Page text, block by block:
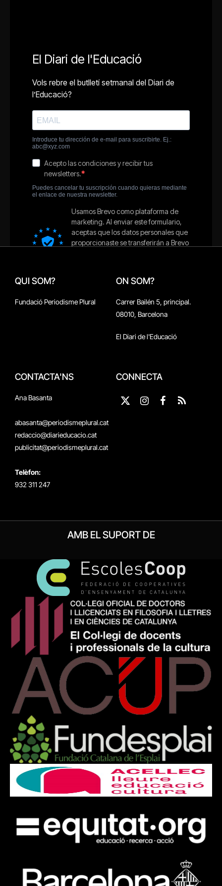
QUI SOM?
Fundació Periodisme Plural
ON SOM?
Carrer Bailén 5, principal.
08010, Barcelona
El Diari de l'Educació
CONTACTA'NS
Ana Basanta
abasanta@periodismeplural.cat
redaccio@diarieducacio.cat
publicitat@periodismeplural.cat
Telèfon:
932 311 247
CONNECTA
X
InstagramFacebook
RSS
AMB EL SUPORT DE